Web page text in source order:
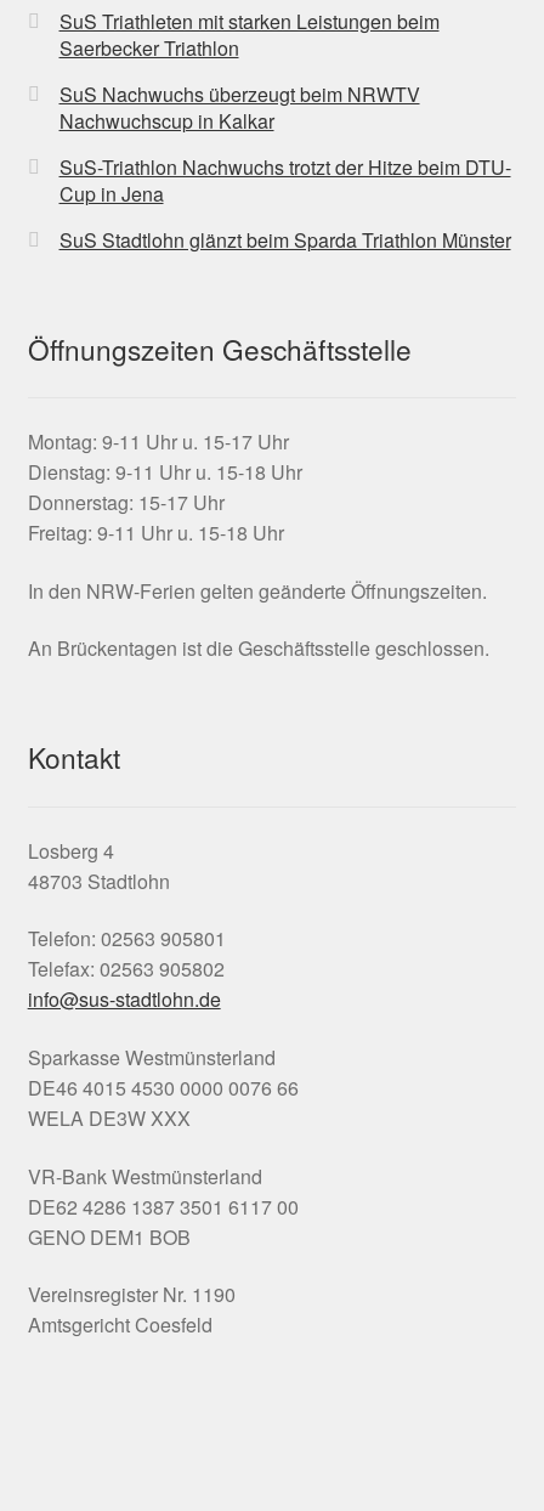
SuS Triathleten mit starken Leistungen beim
Saerbecker Triathlon
SuS Nachwuchs überzeugt beim NRWTV
Nachwuchscup in Kalkar
SuS-Triathlon Nachwuchs trotzt der Hitze beim DTU-
Cup in Jena
SuS Stadtlohn glänzt beim Sparda Triathlon Münster
Öffnungszeiten Geschäftsstelle
Montag: 9-11 Uhr u. 15-17 Uhr
Dienstag: 9-11 Uhr u. 15-18 Uhr
Donnerstag: 15-17 Uhr
Freitag: 9-11 Uhr u. 15-18 Uhr
In den NRW-Ferien gelten geänderte Öffnungszeiten.
An Brückentagen ist die Geschäftsstelle geschlossen.
Kontakt
Losberg 4
48703 Stadtlohn
Telefon: 02563 905801
Telefax: 02563 905802
info@sus-stadtlohn.de
Sparkasse Westmünsterland
DE46 4015 4530 0000 0076 66
WELA DE3W XXX
VR-Bank Westmünsterland
DE62 4286 1387 3501 6117 00
GENO DEM1 BOB
Vereinsregister Nr. 1190
Amtsgericht Coesfeld